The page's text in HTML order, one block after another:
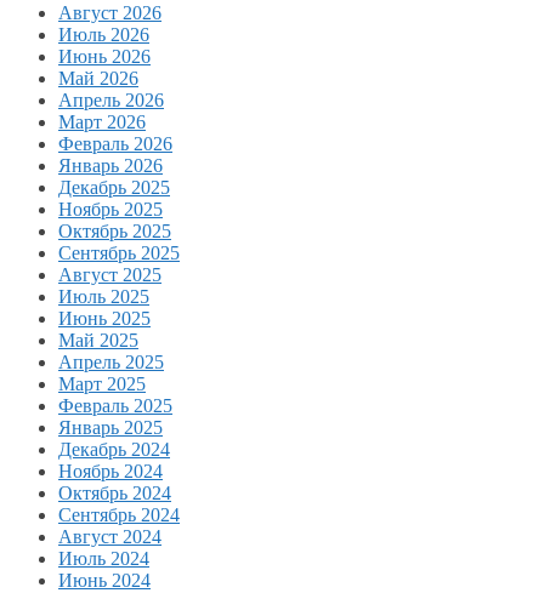
Август 2026
Июль 2026
Июнь 2026
Май 2026
Апрель 2026
Март 2026
Февраль 2026
Январь 2026
Декабрь 2025
Ноябрь 2025
Октябрь 2025
Сентябрь 2025
Август 2025
Июль 2025
Июнь 2025
Май 2025
Апрель 2025
Март 2025
Февраль 2025
Январь 2025
Декабрь 2024
Ноябрь 2024
Октябрь 2024
Сентябрь 2024
Август 2024
Июль 2024
Июнь 2024